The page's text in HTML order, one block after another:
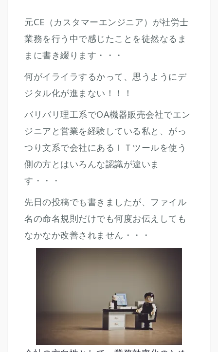
元CE（カスタマーエンジニア）が社労士
業務を行う中で感じたことを徒然なるま
まに書き綴ります・・・
何がイライラするかって、思うようにデ
ジタル化が進まない！！！
バリバリ理工系でOA機器販売会社でエン
ジニアと営業を経験している私と、がっ
つり文系で会社にあるＩＴツールを使う
側の方とはいろんな認識が違いま
す・・・
先日の投稿でも書きましたが、ファイル
名の命名規則だけでも何度お伝えしても
なかなか改善されません・・・